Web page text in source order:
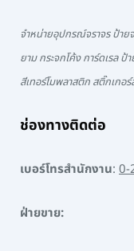
จำหน่ายอุปกรณ์จราจร ป้าย
ยาม กระจกโค้ง การ์ดเรล ป้
สีเทอร์โมพลาสติก สติ๊กเก
ช่องทางติดต่อ
เบอร์โทรสำนักงาน: 0-
ฝ่ายขาย: